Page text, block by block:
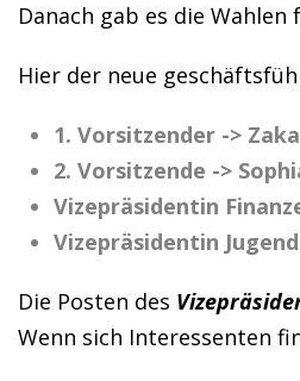
Danach gab es die
Hier der neue
1. Vorsitzender ->
2. Vorsitzende ->
Vizepräsidentin
Vizepräsidentin
Die Posten des
Wenn sich Interessenten